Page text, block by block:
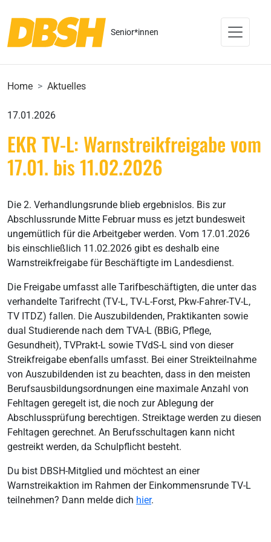
Senior*innen
Home Aktuelles
17.01.2026
EKR TV-L: Warnstreikfreigabe vom
17.01. bis 11.02.2026
Die 2. Verhandlungsrunde blieb ergebnislos. Bis zur
Abschlussrunde Mitte Februar muss es jetzt bundesweit
ungemütlich für die Arbeitgeber werden. Vom 17.01.2026
bis einschließlich 11.02.2026 gibt es deshalb eine
Warnstreikfreigabe für Beschäftigte im Landesdienst.
Die Freigabe umfasst alle Tarifbeschäftigten, die unter das
verhandelte Tarifrecht (TV-L, TV-L-Forst, Pkw-Fahrer-TV-L,
TV ITDZ) fallen. Die Auszubildenden, Praktikanten sowie
dual Studierende nach dem TVA-L (BBiG, Pflege,
Gesundheit), TVPrakt-L sowie TVdS-L sind von dieser
Streikfreigabe ebenfalls umfasst. Bei einer Streikteilnahme
von Auszubildenden ist zu beachten, dass in den meisten
Berufsausbildungsordnungen eine maximale Anzahl von
Fehltagen geregelt ist, die noch zur Ablegung der
Abschlussprüfung berechtigen. Streiktage werden zu diesen
Fehltagen gerechnet. An Berufsschultagen kann nicht
gestreikt werden, da Schulpflicht besteht.
Du bist DBSH-Mitglied und möchtest an einer
Warnstreikaktion im Rahmen der Einkommensrunde TV-L
teilnehmen? Dann melde dich hier.